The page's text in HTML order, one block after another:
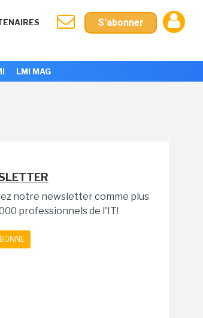
S'abonner
LMI MAG
notre newsletter comme plus
professionnels de l'IT!